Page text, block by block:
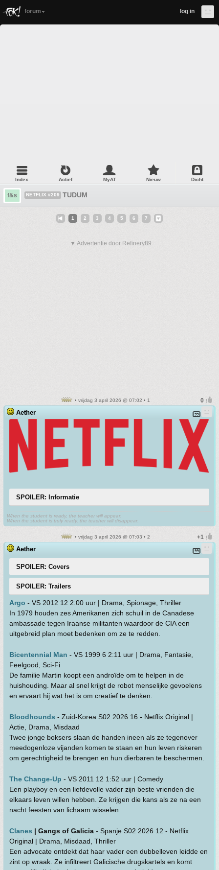
forum log in
Index Actief MyAT Nieuw Dicht
f&s NETFLIX #209 TUDUM
1 2 3 4 5 6 7
▼ Advertentie door Refinery89
• vrijdag 3 april 2026 @ 07:02 • 1
Aether
SPOILER: Informatie
When the student is ready, the teacher will appear.
When the student is truly ready, the teacher will disappear.
• vrijdag 3 april 2026 @ 07:03 • 2
Aether
SPOILER: Covers
SPOILER: Trailers
Argo - VS 2012 12 2:00 uur | Drama, Spionage, Thriller
In 1979 houden zes Amerikanen zich schuil in de Canadese
ambassade tegen Iraanse militanten waardoor de CIA een
uitgebreid plan moet bedenken om ze te redden.
Bicentennial Man - VS 1999 6 2:11 uur | Drama, Fantasie,
Feelgood, Sci-Fi
De familie Martin koopt een androïde om te helpen in de
huishouding. Maar al snel krijgt de robot menselijke gevoelens
en ervaart hij wat het is om creatief te denken.
Bloodhounds - Zuid-Korea S02 2026 16 - Netflix Original |
Actie, Drama, Misdaad
Twee jonge boksers slaan de handen ineen als ze tegenover
meedogenloze vijanden komen te staan en hun leven riskeren
om gerechtigheid te brengen en hun dierbaren te beschermen.
The Change-Up - VS 2011 12 1:52 uur | Comedy
Een playboy en een liefdevolle vader zijn beste vrienden die
elkaars leven willen hebben. Ze krijgen die kans als ze na een
nacht feesten van lichaam wisselen.
Clanes | Gangs of Galicia - Spanje S02 2026 12 - Netflix
Original | Drama, Misdaad, Thriller
Een advocate ontdekt dat haar vader een dubbelleven leidde en
zint op wraak. Ze infiltreert Galicische drugskartels en komt